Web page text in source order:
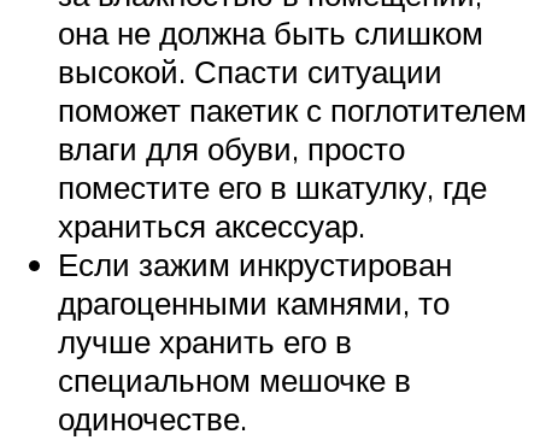
она не должна быть слишком
высокой. Спасти ситуации
поможет пакетик с поглотителем
влаги для обуви, просто
поместите его в шкатулку, где
храниться аксессуар.
Если зажим инкрустирован
драгоценными камнями, то
лучше хранить его в
специальном мешочке в
одиночестве.